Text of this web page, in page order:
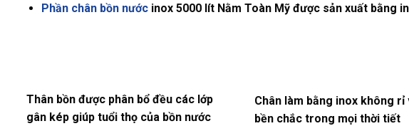
Phần chân bồn nướcinox 5000 lít Nằm Toàn Mỹ được sản xuất bằng
Thân bồn được phân bổ đều các lớp
gân kép giúp tuổi thọ của bồn nước
Chân làm bằng inox không
bền chắc trong mọi thời tiết